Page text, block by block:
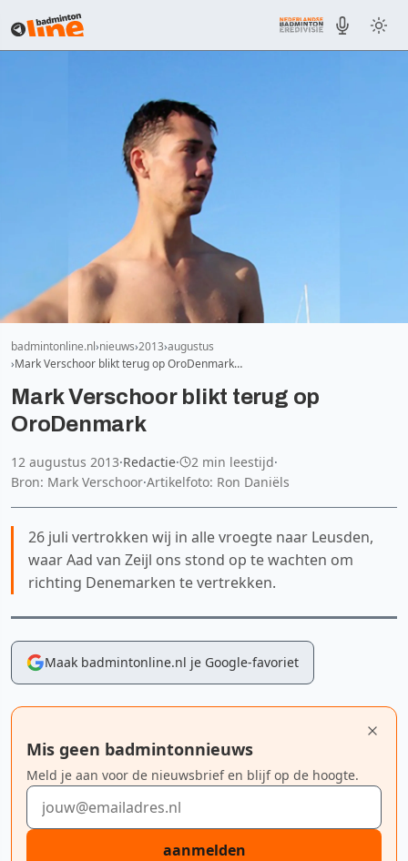
badmintonline.nl nieuws 2013 augustus
Mark Verschoor blikt terug op OroDenmark…
Mark Verschoor blikt terug op
OroDenmark
12 augustus 2013·Redactie· 2 min leestijd·
Bron: Mark Verschoor·Artikelfoto: Ron Daniëls
26 juli vertrokken wij in alle vroegte naar Leusden,
waar Aad van Zeijl ons stond op te wachten om
richting Denemarken te vertrekken.
Maak badmintonline.nl je Google-favoriet
Mis geen badmintonnieuws
Meld je aan voor de nieuwsbrief en blijf op de hoogte.
E-mailadres
aanmelden